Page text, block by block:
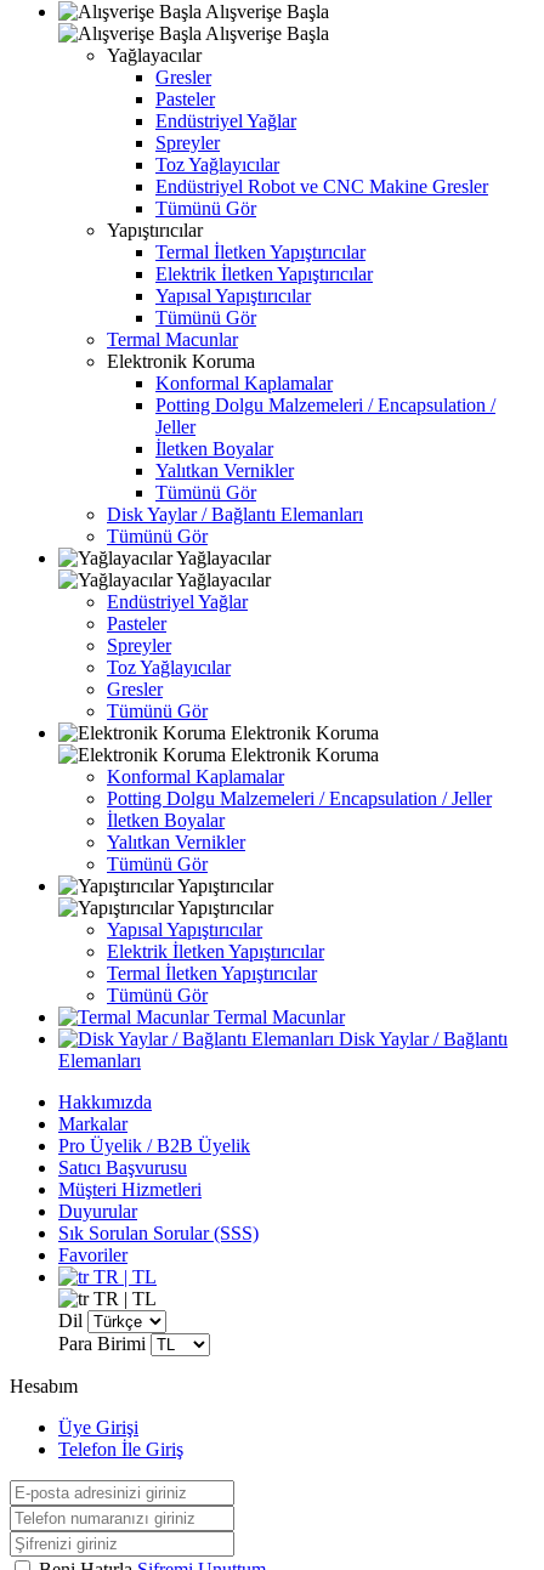
Alışverişe Başla
Alışverişe Başla
Yağlayacılar
Gresler
Pasteler
Endüstriyel Yağlar
Spreyler
Toz Yağlayıcılar
Endüstriyel Robot ve CNC Makine Gresler
Tümünü Gör
Yapıştırıcılar
Termal İletken Yapıştırıcılar
Elektrik İletken Yapıştırıcılar
Yapısal Yapıştırıcılar
Tümünü Gör
Termal Macunlar
Elektronik Koruma
Konformal Kaplamalar
Potting Dolgu Malzemeleri / Encapsulation /
Jeller
İletken Boyalar
Yalıtkan Vernikler
Tümünü Gör
Disk Yaylar / Bağlantı Elemanları
Tümünü Gör
Yağlayacılar
Yağlayacılar
Endüstriyel Yağlar
Pasteler
Spreyler
Toz Yağlayıcılar
Gresler
Tümünü Gör
Elektronik Koruma
Elektronik Koruma
Konformal Kaplamalar
Potting Dolgu Malzemeleri / Encapsulation / Jeller
İletken Boyalar
Yalıtkan Vernikler
Tümünü Gör
Yapıştırıcılar
Yapıştırıcılar
Yapısal Yapıştırıcılar
Elektrik İletken Yapıştırıcılar
Termal İletken Yapıştırıcılar
Tümünü Gör
Termal Macunlar
Disk Yaylar / Bağlantı
Elemanları
Hakkımızda
Markalar
Pro Üyelik / B2B Üyelik
Satıcı Başvurusu
Müşteri Hizmetleri
Duyurular
Sık Sorulan Sorular (SSS)
Favoriler
TR | TL
TR | TL
Dil
Para Birimi
Hesabım
Üye Girişi
Telefon İle Giriş